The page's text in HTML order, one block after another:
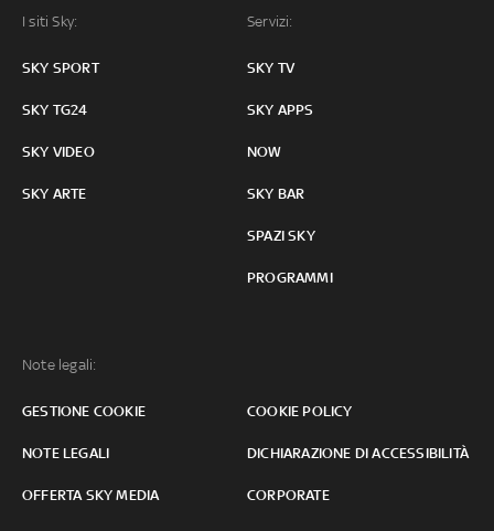
I siti Sky:
SKY SPORT
SKY TG24
SKY VIDEO
SKY ARTE
Servizi:
SKY TV
SKY APPS
NOW
SKY BAR
SPAZI SKY
PROGRAMMI
Note legali:
GESTIONE COOKIE COOKIE POLICY
NOTE LEGALI DICHIARAZIONE DI ACCESSIBILITÀ
OFFERTA SKY MEDIA CORPORATE